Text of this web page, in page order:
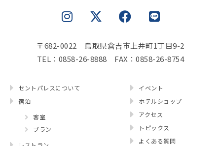
I
n
t
a
r
a
X
-
w
i
F
a
e
b
o
k
L
i
e
〒682-0022 鳥取県倉吉市上井町1丁目9-2
TEL：0858-26-8888 FAX：0858-26-8754
セントパレスについて
宿泊
客室
プラン
イベント
ホテルショップ
アクセス
トピックス
よくある質問